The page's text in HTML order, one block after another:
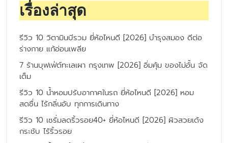
เรื่องล่าสุด
รีวิว 10 วิตามินบีรวม ยี่ห้อไหนดี [2026] บำรุงสมอง ดีต่อ
ร่างกาย แก้อ่อนเพลีย
7 ร้านบุฟเฟ่ต์ทะเลเผา กรุงเทพ [2026] อิ่มคุ้ม ของไม่อั้น จัด
เต็ม
รีวิว 10 น้ำหอมปรับอากาศในรถ ยี่ห้อไหนดี [2026] หอม
สดชื่น ไร้กลิ่นอับ ทุกการเดินทาง
รีวิว 10 เซรั่มลดริ้วรอย40+ ยี่ห้อไหนดี [2026] ผิวสวยเด้ง
กระชับ ไร้ริ้วรอย